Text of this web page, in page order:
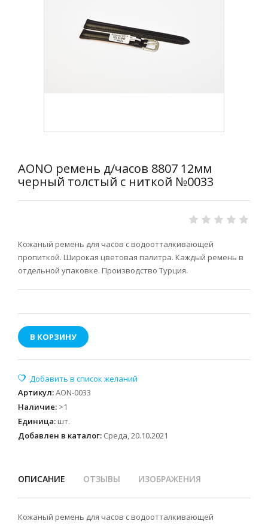
AONO ремень д/часов 8807 12мм
черный толстый с ниткой №0033
Кожаный ремень для часов с водоотталкивающей
пропиткой. Широкая цветовая палитра. Каждый ремень в
отдельной упаковке. Производство Турция.
В КОРЗИНУ
Артикул:AON-0033
Наличие: >1
Единица: шт.
Добавлен в каталог: Среда, 20.10.2021
ОПИСАНИЕ ОТЗЫВЫ ИЗОБРАЖЕНИЯ
Кожаный ремень для часов с водоотталкивающей